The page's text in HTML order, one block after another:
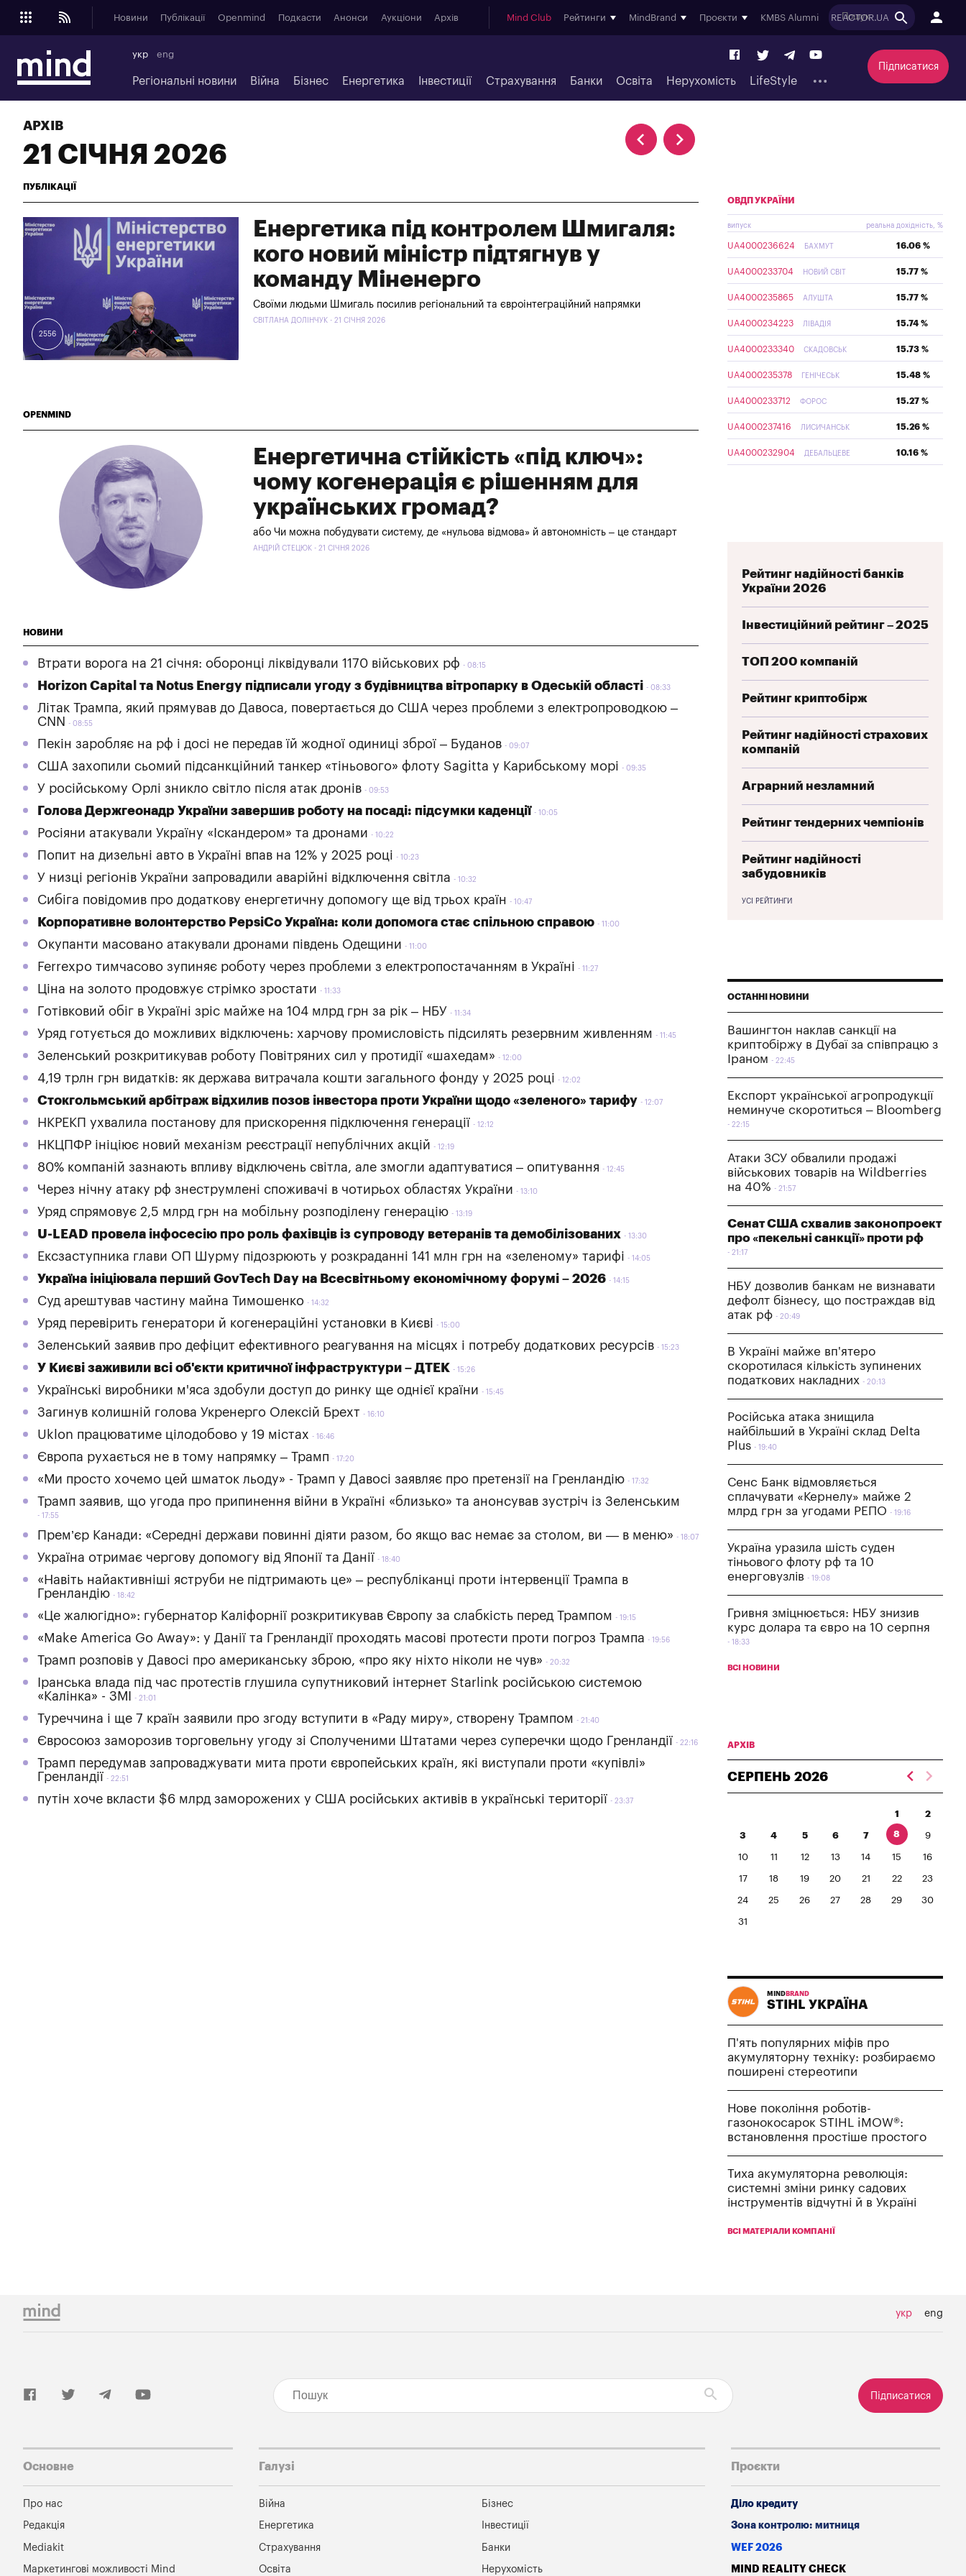
Новини Публікації Openmind Подкасти Анонси Аукціони Архів Mind Club Рейтинги MindBrand Проєкти KMBS Alumni REACTOR.UA
укр eng
Регіональні новини Війна Бізнес Енергетика Інвестиції Страхування Банки Освіта Нерухомість LifeStyle
Підписатися
АРХІВ
21 СІЧНЯ 2026
ПУБЛІКАЦІЇ
2556
Енергетика під контролем Шмигаля:
кого новий міністр підтягнув у
команду Міненерго
Своїми людьми Шмигаль посилив регіональний та євроінтеграційний напрямки
СВІТЛАНА ДОЛІНЧУК - 21 СІЧНЯ 2026
OPENMIND
Енергетична стійкість «під ключ»:
чому когенерація є рішенням для
українських громад?
або Чи можна побудувати систему, де «нульова відмова» й автономність – це стандарт
АНДРІЙ СТЕЦЮК - 21 СІЧНЯ 2026
НОВИНИ
Втрати ворога на 21 січня: оборонці ліквідували 1170 військових рф 08:15
Horizon Capital та Notus Energy підписали угоду з будівництва вітропарку в Одеській області 08:33
Літак Трампа, який прямував до Давоса, повертається до США через проблеми з електропроводкою –
CNN
08:55
Пекін заробляє на рф і досі не передав їй жодної одиниці зброї – Буданов 09:07
США захопили сьомий підсанкційний танкер «тіньового» флоту Sagitta у Карибському морі 09:35
У російському Орлі зникло світло після атак дронів 09:53
Голова Держгеонадр України завершив роботу на посаді: підсумки каденції 10:05
Росіяни атакували Україну «Іскандером» та дронами 10:22
Попит на дизельні авто в Україні впав на 12% у 2025 році 10:23
У низці регіонів України запровадили аварійні відключення світла 10:32
Сибіга повідомив про додаткову енергетичну допомогу ще від трьох країн 10:47
Корпоративне волонтерство PepsiCo Україна: коли допомога стає спільною справою 11:00
Окупанти масовано атакували дронами південь Одещини 11:00
Ferrexpo тимчасово зупиняє роботу через проблеми з електропостачанням в Україні 11:27
Ціна на золото продовжує стрімко зростати 11:33
Готівковий обіг в Україні зріс майже на 104 млрд грн за рік – НБУ 11:34
Уряд готується до можливих відключень: харчову промисловість підсилять резервним живленням 11:45
Зеленський розкритикував роботу Повітряних сил у протидії «шахедам» 12:00
4,19 трлн грн видатків: як держава витрачала кошти загального фонду у 2025 році 12:02
Стокгольмський арбітраж відхилив позов інвестора проти України щодо «зеленого» тарифу 12:07
НКРЕКП ухвалила постанову для прискорення підключення генерації 12:12
НКЦПФР ініціює новий механізм реєстрації непублічних акцій 12:19
80% компаній зазнають впливу відключень світла, але змогли адаптуватися – опитування 12:45
Через нічну атаку рф знеструмлені споживачі в чотирьох областях України 13:10
Уряд спрямовує 2,5 млрд грн на мобільну розподілену генерацію 13:19
U-LEAD провела інфосесію про роль фахівців із супроводу ветеранів та демобілізованих 13:30
Ексзаступника глави ОП Шурму підозрюють у розкраданні 141 млн грн на «зеленому» тарифі 14:05
Україна ініціювала перший GovTech Day на Всесвітньому економічному форумі – 2026 14:15
Суд арештував частину майна Тимошенко 14:32
Уряд перевірить генератори й когенераційні установки в Києві 15:00
Зеленський заявив про дефіцит ефективного реагування на місцях і потребу додаткових ресурсів 15:23
У Києві заживили всі об'єкти критичної інфраструктури – ДТЕК 15:26
Українські виробники м'яса здобули доступ до ринку ще однієї країни 15:45
Загинув колишній голова Укренерго Олексій Брехт 16:10
Uklon працюватиме цілодобово у 19 містах 16:46
Європа рухається не в тому напрямку – Трамп 17:20
«Ми просто хочемо цей шматок льоду» - Трамп у Давосі заявляє про претензії на Гренландію 17:32
Трамп заявив, що угода про припинення війни в Україні «близько» та анонсував зустріч із Зеленським
17:55
Прем’єр Канади: «Середні держави повинні діяти разом, бо якщо вас немає за столом, ви — в меню» 18:07
Україна отримає чергову допомогу від Японії та Данії 18:40
«Навіть найактивніші яструби не підтримають це» – республіканці проти інтервенції Трампа в
Гренландію
18:42
«Це жалюгідно»: губернатор Каліфорнії розкритикував Європу за слабкість перед Трампом 19:15
«Make America Go Away»: у Данії та Гренландії проходять масові протести проти погроз Трампа 19:56
Трамп розповів у Давосі про американську зброю, «про яку ніхто ніколи не чув» 20:32
Іранська влада під час протестів глушила супутниковий інтернет Starlink російською системою
«Калінка» - ЗМІ
21:01
Туреччина і ще 7 країн заявили про згоду вступити в «Раду миру», створену Трампом 21:40
Євросоюз заморозив торговельну угоду зі Сполученими Штатами через суперечки щодо Гренландії 22:16
Трамп передумав запроваджувати мита проти європейських країн, які виступали проти «купівлі»
Гренландії
22:51
путін хоче вкласти $6 млрд заморожених у США російських активів в українські території 23:37
ОВДП УКРАЇНИ
випуск реальна дохідність, %
UA4000236624 БАХМУТ 16.06 %
UA4000233704 НОВИЙ СВІТ 15.77 %
UA4000235865 АЛУШТА 15.77 %
UA4000234223 ЛІВАДІЯ 15.74 %
UA4000233340 СКАДОВСЬК 15.73 %
UA4000235378 ГЕНІЧЕСЬК 15.48 %
UA4000233712 ФОРОС 15.27 %
UA4000237416 ЛИСИЧАНСЬК 15.26 %
UA4000232904 ДЕБАЛЬЦЕВЕ 10.16 %
Рейтинг надійності банків
України 2026
Інвестиційний рейтинг – 2025
ТОП 200 компаній
Рейтинг криптобірж
Рейтинг надійності страхових
компаній
Аграрний незламний
Рейтинг тендерних чемпіонів
Рейтинг надійності
забудовників
УСІ РЕЙТИНГИ
ОСТАННІ НОВИНИ
Вашингтон наклав санкції на
криптобіржу в Дубаї за співпрацю з
Іраном
22:45
Експорт української агропродукції
неминуче скоротиться – Bloomberg
22:15
Атаки ЗСУ обвалили продажі
військових товарів на Wildberries
на 40%
21:57
Сенат США схвалив законопроект
про «пекельні санкції» проти рф
21:17
НБУ дозволив банкам не визнавати
дефолт бізнесу, що постраждав від
атак рф
20:49
В Україні майже вп'ятеро
скоротилася кількість зупинених
податкових накладних
20:13
Російська атака знищила
найбільший в Україні склад Delta
Plus
19:40
Сенс Банк відмовляється
сплачувати «Кернелу» майже 2
млрд грн за угодами РЕПО
19:16
Україна уразила шість суден
тіньового флоту рф та 10
енерговузлів
19:08
Гривня зміцнюється: НБУ знизив
курс долара та євро на 10 серпня
18:33
ВСІ НОВИНИ
АРХІВ
СЕРПЕНЬ 2026
1 2
3 4 5 6 7 8 9
10 11 12 13 14 15 16
17 18 19 20 21 22 23
24 25 26 27 28 29 30
31
MIND BRAND
STIHL УКРАЇНА
П'ять популярних міфів про
акумуляторну техніку: розбираємо
поширені стереотипи
Нове покоління роботів-
газонокосарок STIHL iMOW®:
встановлення простіше простого
Тиха акумуляторна революція:
системні зміни ринку садових
інструментів відчутні й в Україні
ВСІ МАТЕРІАЛИ КОМПАНІЇ
укр eng
Підписатися
Основне
Про нас
Редакція
Mediakit
Маркетингові можливості Mind
Галузі
Війна Бізнес
Енергетика Інвестиції
Страхування Банки
Освіта Нерухомість
Проєкти
Діло кредиту
Зона контролю: митниця
WEF 2026
MIND REALITY CHECK